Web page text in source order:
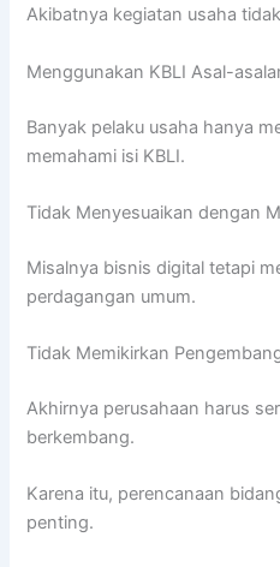
Akibatnya kegiatan usaha
Menggunakan KBLI Asal-
Banyak pelaku usaha hanya
memahami isi KBLI.
Tidak Menyesuaikan dengan
Misalnya bisnis digital tetapi
perdagangan umum.
Tidak Memikirkan
Akhirnya perusahaan harus
berkembang.
Karena itu, perencanaan
penting.